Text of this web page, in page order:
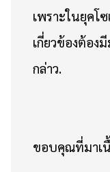
เพราะในยุคโ
เกี่ยวข้องต้อง
กล่าว.
ขอบคุณที่มาเ